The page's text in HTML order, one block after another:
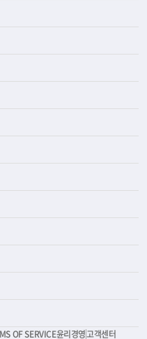
OF SERVICE윤리경영고객센터